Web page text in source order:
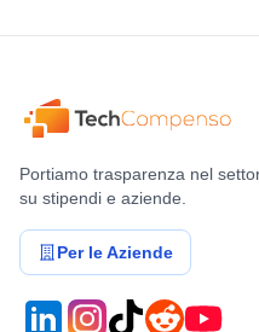
Portiamo trasparenza nel
su stipendi e aziende.
Per le Aziende